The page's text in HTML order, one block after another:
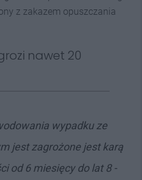
z zakazem opuszczania
nawet 20
wypadku ze
jest zagrożone jest karą
od 6 miesięcy do lat 8 -